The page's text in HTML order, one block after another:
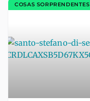
COSAS SORPRENDENTES